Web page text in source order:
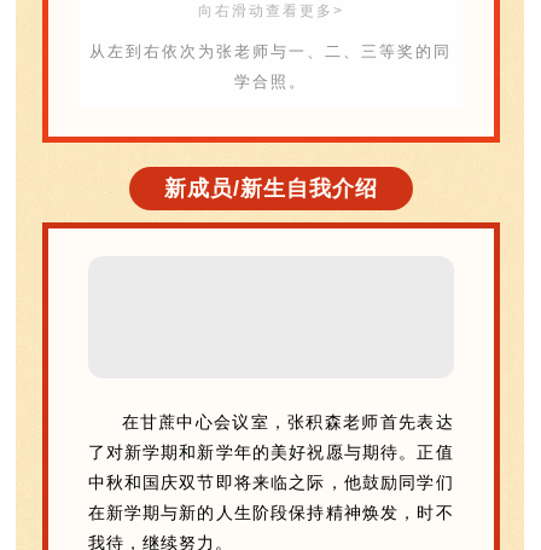
向右滑动查看更多>
从左到右依次为张老师与一、二、三等奖的同
学合照。
新成员/新生自我介绍
在甘蔗中心会议室，张积森老师首先表达
了对新学期和新学年的美好祝愿与期待。正值
中秋和国庆双节即将来临之际，他鼓励同学们
在新学期与新的人生阶段保持精神焕发，时不
我待，继续努力。